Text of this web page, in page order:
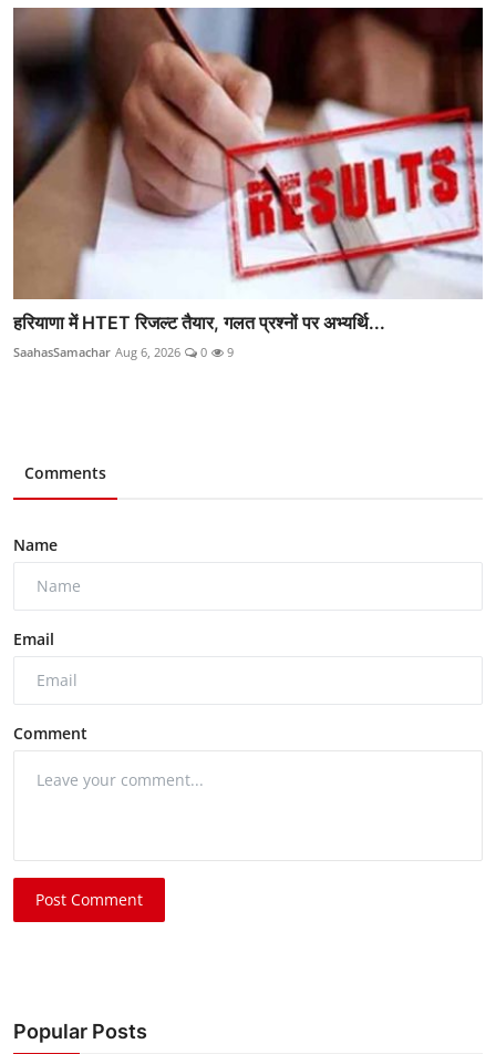
हरियाणा में HTET रिजल्ट तैयार, गलत प्रश्नों पर अभ्यर्थि...
SaahasSamachar Aug 6, 2026 0 9
Comments
Name
Email
Comment
Post Comment
Popular Posts